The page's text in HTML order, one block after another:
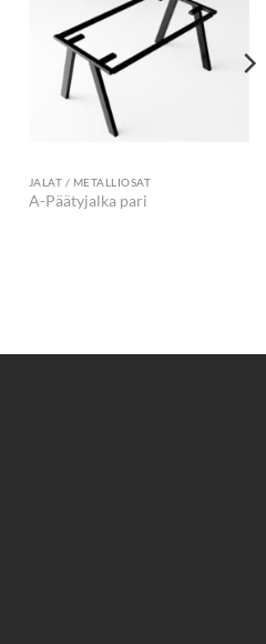
JALAT / METALLIOSAT
A-Päätyjalka pari